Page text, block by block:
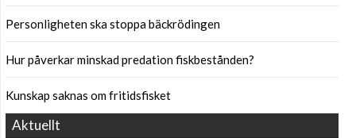
Personligheten ska stoppa bäckrödingen
Hur påverkar minskad predation fiskbestånden?
Kunskap saknas om fritidsfisket
Aktuellt